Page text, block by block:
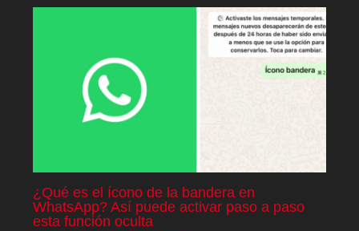
¿Qué es el ícono de la bandera en
WhatsApp? Así puede activar paso a paso
esta función oculta